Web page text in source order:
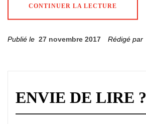
CONTINUER LA LECTURE
Publié le 27 novembre 2017 Rédigé par
ENVIE DE LIRE ?